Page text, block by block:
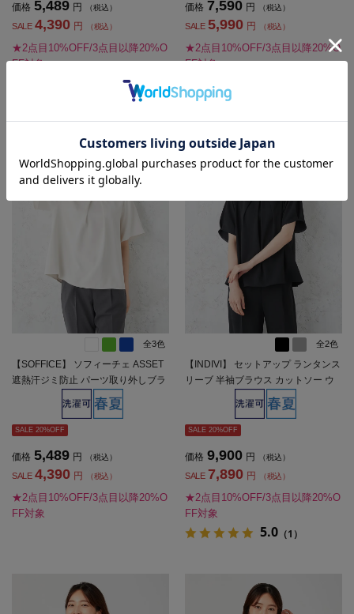
価格 5,489 円 （税込）
SALE 4,390 円 （税込）
★2点目10%OFF/3点目以降20%O
FF対象
価格 7,590 円 （税込）
SALE 5,990 円 （税込）
★2点目10%OFF/3点目以降20%O
FF対象
全3色
【SOFFICE】 ソフィーチェ ASSET
遮熱汗ジミ防止 パーツ取り外しブラ
ウス カットソー 半袖プルオーバー
吸汗速乾 UVカット 遮熱 春夏【レデ
ィース】
SALE 20%OFF
価格 5,489 円 （税込）
SALE 4,390 円 （税込）
★2点目10%OFF/3点目以降20%O
FF対象
全2色
【INDIVI】 セットアップ ランタンス
リーブ 半袖ブラウス カットソー ウ
ォッシャブル 春夏【レディース】
SALE 20%OFF
価格 9,900 円 （税込）
SALE 7,890 円 （税込）
★2点目10%OFF/3点目以降20%O
FF対象
5.0 （1）